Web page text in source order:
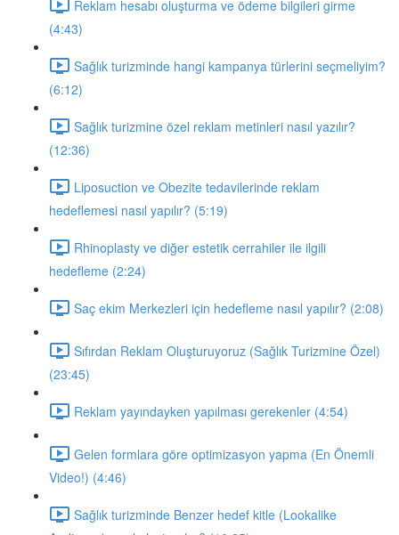
Reklam hesabı oluşturma ve ödeme bilgileri girme
(4:43)
Sağlık turizminde hangi kampanya türlerini seçmeliyim?
(6:12)
Sağlık turizmine özel reklam metinleri nasıl yazılır?
(12:36)
Liposuction ve Obezite tedavilerinde reklam
hedeflemesi nasıl yapılır? (5:19)
Rhinoplasty ve diğer estetik cerrahiler ile ilgili
hedefleme (2:24)
Saç ekim Merkezleri için hedefleme nasıl yapılır? (2:08)
Sıfırdan Reklam Oluşturuyoruz (Sağlık Turizmine Özel)
(23:45)
Reklam yayındayken yapılması gerekenler (4:54)
Gelen formlara göre optimizasyon yapma (En Önemli
Video!) (4:46)
Sağlık turizminde Benzer hedef kitle (Lookalike